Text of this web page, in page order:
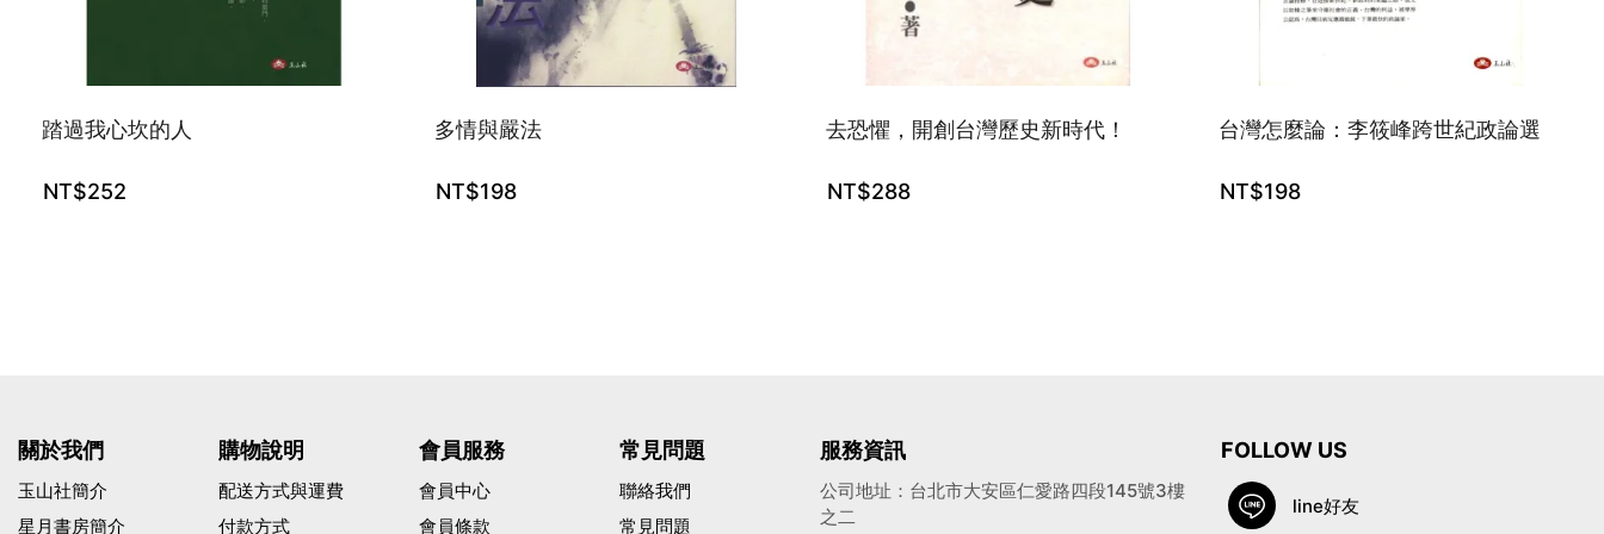
踏過我心坎的人
NT$252
多情與嚴法
NT$198
去恐懼，開創台灣歷史新時代！
NT$288
台灣怎麼論：李筱峰跨世紀政論選
NT$198
關於我們
玉山社簡介
星月書房簡介
購物說明
配送方式與運費
付款方式
會員服務
會員中心
會員條款
常見問題
聯絡我們
常見問題
服務資訊
公司地址：台北市大安區仁愛路四段145號3樓
之二
FOLLOW US
line好友